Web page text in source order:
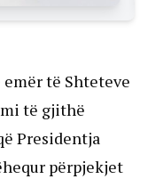
të Shteteve
të gjithë
Presidentja
përpjekjet